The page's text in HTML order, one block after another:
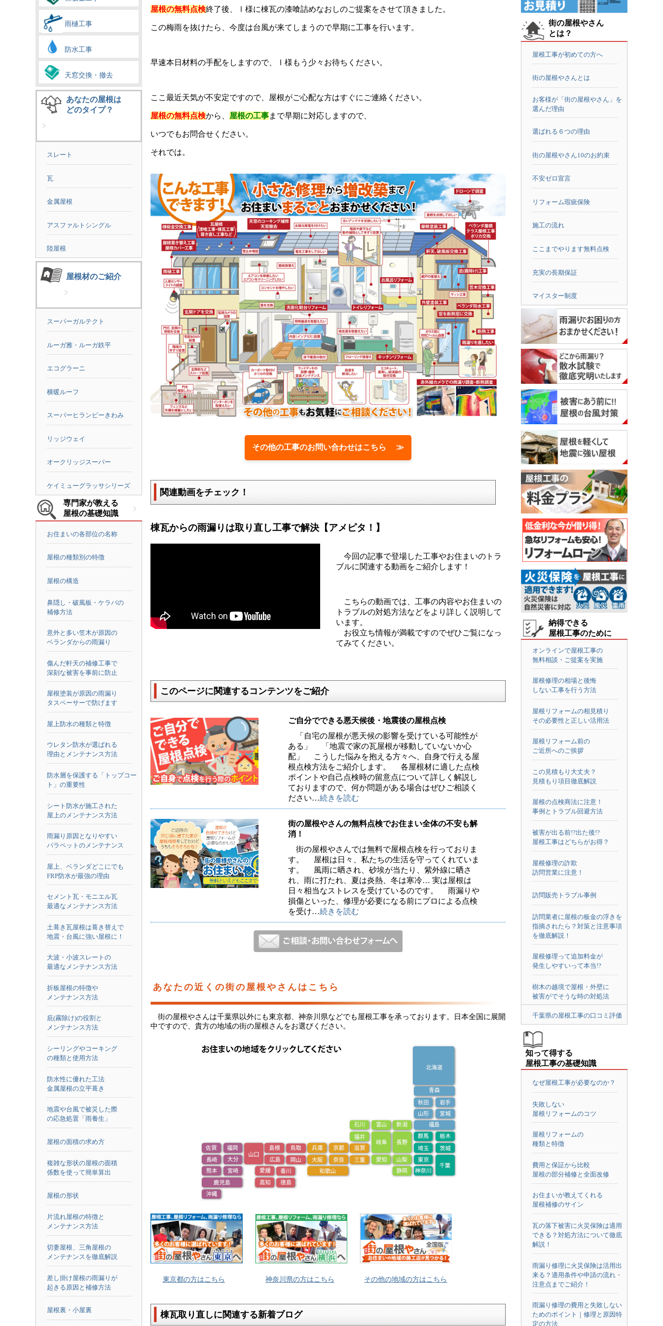
雨樋工事
防水工事
天窓交換・撤去
あなたの屋根は
どのタイプ？
スレート
瓦
金属屋根
アスファルトシングル
陸屋根
屋根材のご紹介
スーパーガルテクト
ルーガ雅・ルーガ鉄平
エコグラーニ
横暖ルーフ
スーパーヒランビーきわみ
リッジウェイ
オークリッジスーパー
ケイミューグラッサシリーズ
専門家が教える
屋根の基礎知識
お住まいの各部位の名称
屋根の種類別の特徴
屋根の構造
鼻隠し・破風板・ケラバの
補修方法
意外と多い笠木が原因の
ベランダからの雨漏り
傷んだ軒天の補修工事で
深刻な被害を事前に防止
屋根塗装が原因の雨漏り
タスペーサーで防げます
屋上防水の種類と特徴
ウレタン防水が選ばれる
理由とメンテナンス方法
防水層を保護する「トップコー
ト」の重要性
シート防水が施工された
屋上のメンテナンス方法
雨漏り原因となりやすい
パラペットのメンテナンス
屋上、ベランダどこにでも
FRP防水が最強の理由
セメント瓦・モニエル瓦
最適なメンテナンス方法
土葺き瓦屋根は葺き替えで
地震・台風に強い屋根に！
大波・小波スレートの
最適なメンテナンス方法
折板屋根の特徴や
メンテナンス方法
庇(霧除け)の役割と
メンテナンス方法
シーリングやコーキング
の種類と使用方法
防水性に優れた工法
金属屋根の立平葺き
地震や台風で被災した際
の応急処置「雨養生」
屋根の面積の求め方
複雑な形状の屋根の面積
係数を使って簡単算出
屋根の形状
片流れ屋根の特徴と
メンテナンス方法
切妻屋根、三角屋根の
メンテナンスを徹底解説
差し掛け屋根の雨漏りが
起きる原因と補修方法
屋根裏・小屋裏
屋根の無料点検終了後、Ⅰ様に棟瓦の漆喰詰めなおしのご提案をさせて頂きました。
この梅雨を抜けたら、今度は台風が来てしまうので早期に工事を行います。
早速本日材料の手配をしますので、Ⅰ様もう少々お待ちください。
ここ最近天気が不安定ですので、屋根がご心配な方はすぐにご連絡ください。
屋根の無料点検から、 屋根の工事まで早期に対応しますので、
いつでもお問合せください。
それでは。
その他の工事のお問い合わせはこちら ≫
関連動画をチェック！
棟瓦からの雨漏りは取り直し工事で解決【アメピタ！】
今回の記事で登場した工事やお住まいのトラ
ブルに関連する動画をご紹介します！
こちらの動画では、工事の内容やお住まいの
トラブルの対処方法などをより詳しく説明して
います。
お役立ち情報が満載ですのでぜひご覧になっ
てみてください。
このページに関連するコンテンツをご紹介
ご自分でできる悪天候後・地震後の屋根点検
「自宅の屋根が悪天候の影響を受けている可能性が
ある」 「地震で家の瓦屋根が移動していないか心
配」 こうした悩みを抱える方々へ、自身で行える屋
根点検方法をご紹介します。 各屋根材に適した点検
ポイントや自己点検時の留意点について詳しく解説し
ておりますので、何か問題がある場合はぜひご相談く
ださい…続きを読む
街の屋根やさんの無料点検でお住まい全体の不安も解
消！
街の屋根やさんでは無料で屋根点検を行っておりま
す。 屋根は日々、私たちの生活を守ってくれていま
す。 風雨に晒され、砂埃が当たり、紫外線に晒さ
れ、雨に打たれ、夏は炎熱、冬は寒冷… 実は屋根は
日々相当なストレスを受けているのです。 雨漏りや
損傷といった、修理が必要になる前にプロによる点検
を受け…続きを読む
あなたの近くの街の屋根やさんはこちら
街の屋根やさんは千葉県以外にも東京都、神奈川県などでも屋根工事を承っております。日本全国に展開
中ですので、貴方の地域の街の屋根さんをお選びください。
東京都の方はこちら 神奈川県の方はこちら その他の地域の方はこちら
棟瓦取り直しに関連する新着ブログ
街の屋根やさん
とは？
屋根工事が初めての方へ
街の屋根やさんとは
お客様が「街の屋根やさん」を
選んだ理由
選ばれる６つの理由
街の屋根やさん10のお約束
不安ゼロ宣言
リフォーム瑕疵保険
施工の流れ
ここまでやります無料点検
充実の長期保証
マイスター制度
納得できる
屋根工事のために
オンラインで屋根工事の
無料相談・ご提案を実施
屋根修理の相場と後悔
しない工事を行う方法
屋根リフォームの相見積り
その必要性と正しい活用法
屋根リフォーム前の
ご近所へのご挨拶
この見積もり大丈夫？
見積もり項目徹底解説
屋根の点検商法に注意！
事例とトラブル回避方法
被害が出る前!?出た後!?
屋根工事はどちらがお得？
屋根修理の詐欺
訪問営業に注意！
訪問販売トラブル事例
訪問業者に屋根の板金の浮きを
指摘されたら？対策と注意事項
を徹底解説！
屋根修理って追加料金が
発生しやすいって本当!?
樹木の越境で屋根・外壁に
被害がでそうな時の対処法
千葉県の屋根工事の口コミ評価
知って得する
屋根工事の基礎知識
なぜ屋根工事が必要なのか？
失敗しない
屋根リフォームのコツ
屋根リフォームの
種類と特徴
費用と保証から比較
屋根の部分補修と全面改修
お住まいが教えてくれる
屋根補修のサイン
瓦の落下被害に火災保険は適用
できる？対処方法について徹底
解説！
雨漏り修理に火災保険は活用出
来る？適用条件や申請の流れ・
注意点までご紹介！
雨漏り修理の費用と失敗しない
ためのポイント｜修理と原因特
定の方法